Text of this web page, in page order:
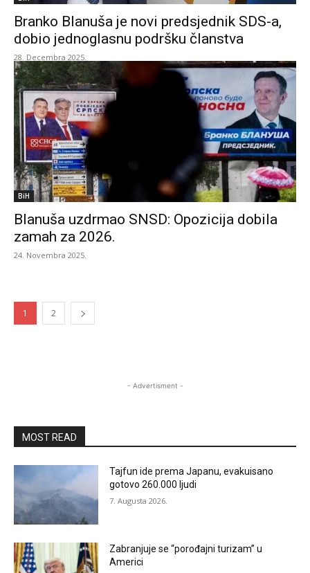
Branko Blanuša je novi predsjednik SDS-a,
dobio jednoglasnu podršku članstva
28. Decembra 2025.
BiH
Blanuša uzdrmao SNSD: Opozicija dobila
zamah za 2026.
24. Novembra 2025.
1 2
- Advertisment -
MOST READ
Tajfun ide prema Japanu, evakuisano
gotovo 260.000 ljudi
7. Augusta 2026.
Zabranjuje se “porođajni turizam” u
Americi